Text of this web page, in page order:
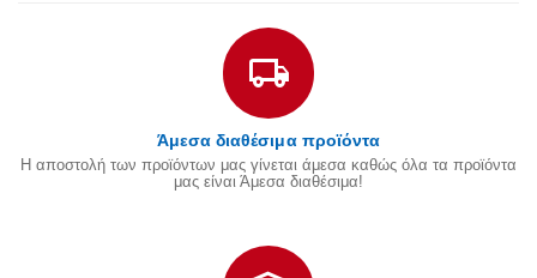
Άμεσα διαθέσιμα προϊόντα
Η αποστολή των προϊόντων μας γίνεται άμεσα καθώς όλα τα προϊόντα
μας είναι Άμεσα διαθέσιμα!